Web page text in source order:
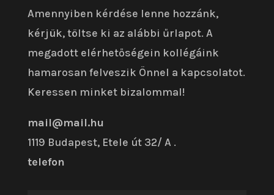
Amennyiben kérdése lenne hozzánk,
kérjük, töltse ki az alábbi űrlapot. A
megadott elérhetőségein kollégáink
hamarosan felveszik Önnel a kapcsolatot.
Keressen minket bizalommal!
mail@mail.hu
1119 Budapest, Etele út 32/ A .
telefon